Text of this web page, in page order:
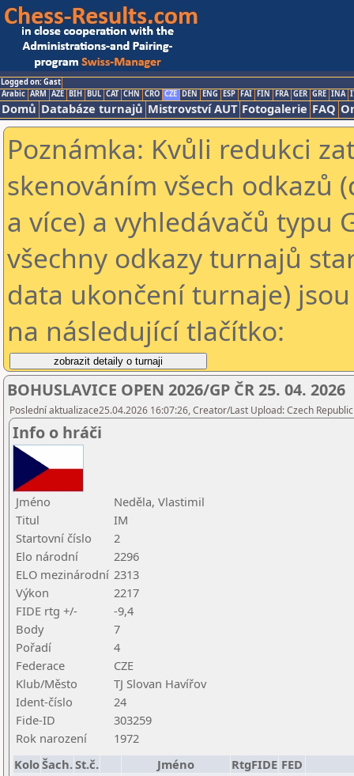
Logged on: Gast
Arabic ARM AZE BIH BUL CAT CHN CRO CZE DEN ENG ESP FAI FIN FRA GER GRE INA
Domů Databáze turnajů Mistrovství AUT Fotogalerie FAQ
Poznámka: Kvůli redukci
skenováním všech odkazů
a více) a vyhledávačů typu
všechny odkazy turnajů
data ukončení turnaje)
na následující tlačítko:
BOHUSLAVICE OPEN 2026/GP ČR 25. 04. 2026
Poslední aktualizace25.04.2026 16:07:26, Creator/Last Upload: Czech
Info o hráči
Jméno
Neděla, Vlastimil
Titul
IM
Startovní číslo
2
Elo národní
2296
ELO mezinárodní 2313
Výkon
2217
FIDE rtg +/-
-9,4
Body
7
Pořadí
4
Federace
CZE
Klub/Město
TJ Slovan Havířov
Ident-číslo
24
Fide-ID
303259
Rok narození
1972
KoloŠach.St.č. Jméno RtgFIDE FED